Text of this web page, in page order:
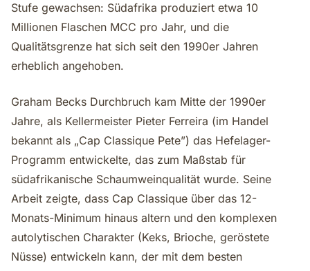
Stufe gewachsen: Südafrika produziert etwa 10
Millionen Flaschen MCC pro Jahr, und die
Qualitätsgrenze hat sich seit den 1990er Jahren
erheblich angehoben.
Graham Becks Durchbruch kam Mitte der 1990er
Jahre, als Kellermeister Pieter Ferreira (im Handel
bekannt als „Cap Classique Pete”) das Hefelager-
Programm entwickelte, das zum Maßstab für
südafrikanische Schaumweinqualität wurde. Seine
Arbeit zeigte, dass Cap Classique über das 12-
Monats-Minimum hinaus altern und den komplexen
autolytischen Charakter (Keks, Brioche, geröstete
Nüsse) entwickeln kann, der mit dem besten